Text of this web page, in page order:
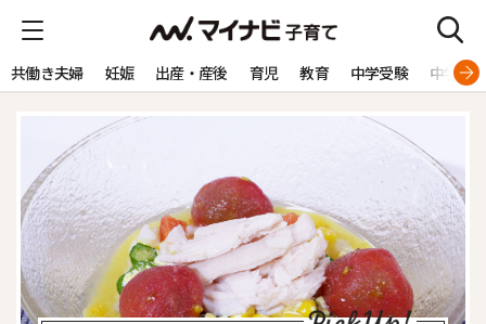
共働き夫婦 妊娠 出産・産後 育児 教育 中学受験 中学生